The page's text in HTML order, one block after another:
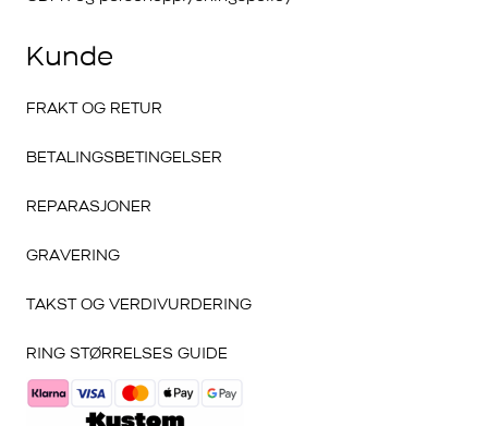
Kunde
FRAKT OG RETUR
BETALINGSBETINGELSER
REPARASJONER
GRAVERING
TAKST OG VERDIVURDERING
RING STØRRELSES GUIDE